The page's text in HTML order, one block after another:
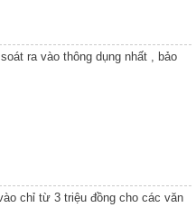
ra vào thông dụng nhất , bảo
chỉ từ 3 triệu đồng cho các văn